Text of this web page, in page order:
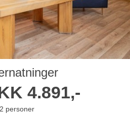
4.891,-
2 personer